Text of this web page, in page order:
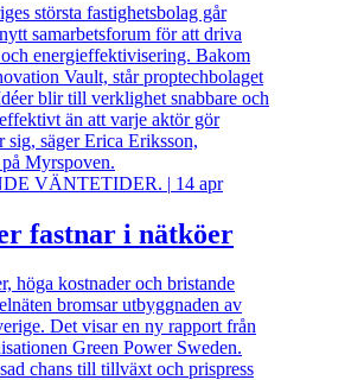
största fastighetsbolag går
samarbetsforum för att driva
energieffektivisering. Bakom
Vault, står proptechbolaget
blir till verklighet snabbare och
än att varje aktör gör
sig, säger Erica Eriksson,
Myrspoven.
VÄNTETIDER. | 14 apr
fastnar i nätköer
höga kostnader och bristande
bromsar utbyggnaden av
Det visar en ny rapport från
Green Power Sweden.
chans till tillväxt och prispress